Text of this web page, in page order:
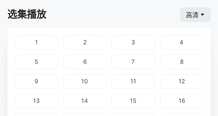
选集播放 高清
1 2 3 4
5 6 7 8
9 10 11 12
13 14 15 16